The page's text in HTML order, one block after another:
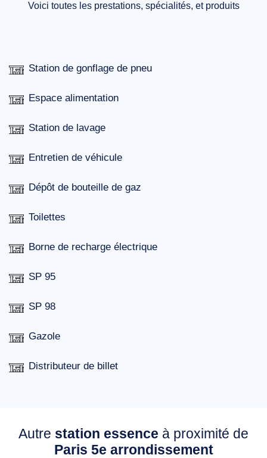
Voici toutes les prestations, spécialités, et produits
Station de gonflage de pneu
Espace alimentation
Station de lavage
Entretien de véhicule
Dépôt de bouteille de gaz
Toilettes
Borne de recharge électrique
SP 95
SP 98
Gazole
Distributeur de billet
Autre station essence à proximité de
Paris 5e arrondissement